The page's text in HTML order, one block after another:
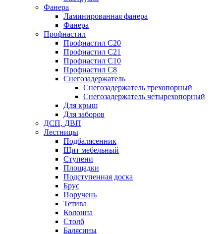
Фанера
Ламинированная фанера
Фанера
Профнастил
Профнастил С20
Профнастил С21
Профнастил С10
Профнастил С8
Снегозадержатель
Снегозадержатель трехопорный
Снегозадержатель четырехопорный
Для крыш
Для заборов
ДСП, ДВП
Лестницы
Подбалясенник
Щит мебельный
Ступени
Площадки
Подступенная доска
Брус
Поручень
Тетива
Колонна
Столб
Балясины